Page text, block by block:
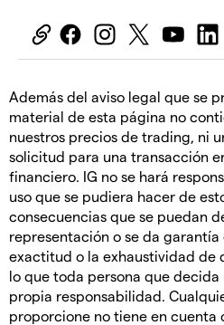
Además del aviso legal que se
material de esta página no
nuestros precios de trading, ni
solicitud para una transacción
financiero. IG no se hará
uso que se pudiera hacer de
consecuencias que se puedan
representación o se da garantía
exactitud o la exhaustividad de
lo que toda persona que
propia responsabilidad.
proporcione no tiene en cuenta